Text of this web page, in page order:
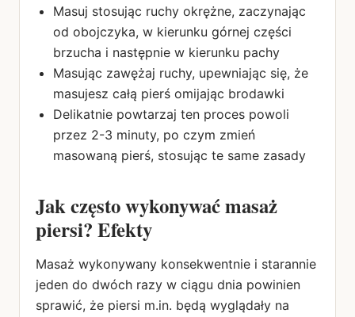
Masuj stosując ruchy okrężne, zaczynając
od obojczyka, w kierunku górnej części
brzucha i następnie w kierunku pachy
Masując zawężaj ruchy, upewniając się, że
masujesz całą pierś omijając brodawki
Delikatnie powtarzaj ten proces powoli
przez 2-3 minuty, po czym zmień
masowaną pierś, stosując te same zasady
Jak często wykonywać masaż
piersi? Efekty
Masaż wykonywany konsekwentnie i starannie
jeden do dwóch razy w ciągu dnia powinien
sprawić, że piersi m.in. będą wyglądały na